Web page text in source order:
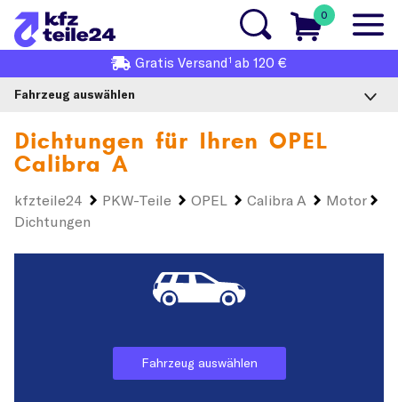
0
Gratis Versand1 ab 120 €
Fahrzeug auswählen
Dichtungen für Ihren OPEL
Calibra A
kfzteile24 PKW-Teile OPEL Calibra A
Motor
Dichtungen
Fahrzeug auswählen